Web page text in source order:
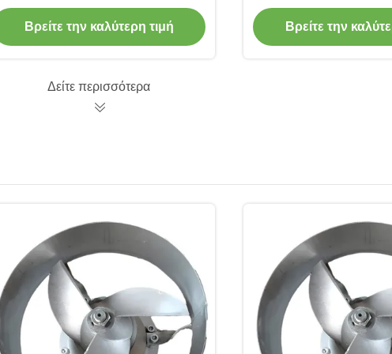
ή θαλάσσιου νερού SS304 .ss316
υποβρύχια
Βρείτε την καλύτερη τιμή
αντλιών αντλιών
επικεφαλής αντλία
Βρείτε την
Δείτε περισσότερα